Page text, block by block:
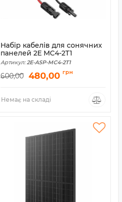
Набір кабелів для сонячних
панелей 2E MC4-2T1
Артикул: 2E-ASP-MC4-2T1
600,00 480,00 грн
Немає на складі